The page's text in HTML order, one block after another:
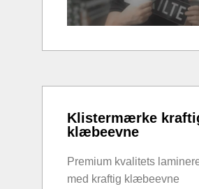
Klistermærke
klæbeevne
Premium kvalitets
med kraftig klæbeevne